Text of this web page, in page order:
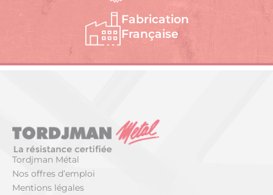
Fabrication
Française
Tordjman Métal
Nos offres d’emploi
Mentions légales